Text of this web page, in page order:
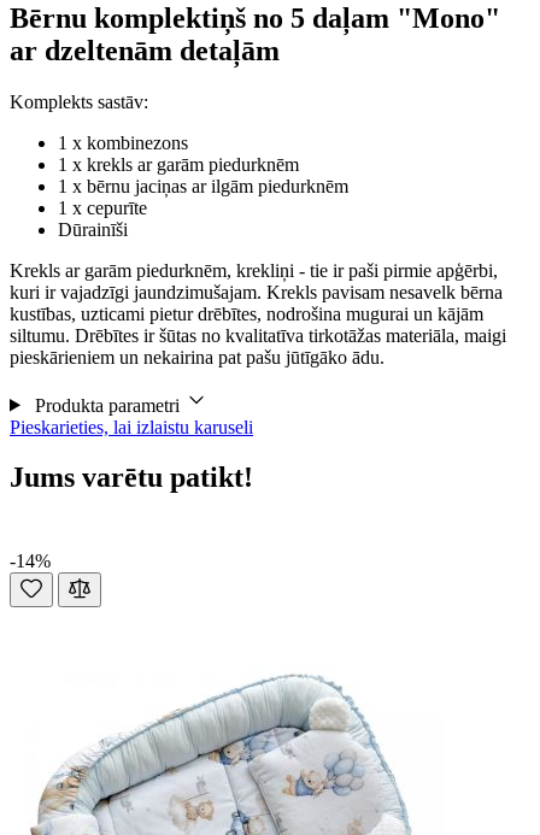
Bērnu komplektiņš no 5 daļam "Mono"
ar dzeltenām detaļām
Komplekts sastāv:
1 x kombinezons
1 x krekls ar garām piedurknēm
1 x bērnu jaciņas ar ilgām piedurknēm
1 x cepurīte
Dūrainīši
Krekls ar garām piedurknēm, krekliņi - tie ir paši pirmie apģērbi,
kuri ir vajadzīgi jaundzimušajam. Krekls pavisam nesavelk bērna
kustības, uzticami pietur drēbītes, nodrošina mugurai un kājām
siltumu. Drēbītes ir šūtas no kvalitatīva tirkotāžas materiāla, maigi
pieskārieniem un nekairina pat pašu jūtīgāko ādu.
Produkta parametri
Pieskarieties, lai izlaistu karuseli
Jums varētu patikt!
-14%